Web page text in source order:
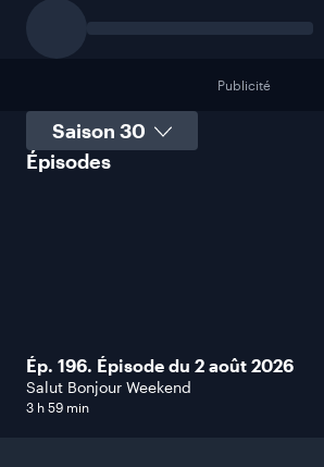
Publicité
Sélectionner une saison
Épisodes
Ép. 196. Épisode du 2 août 2026
Salut Bonjour Weekend
3 h 59 min